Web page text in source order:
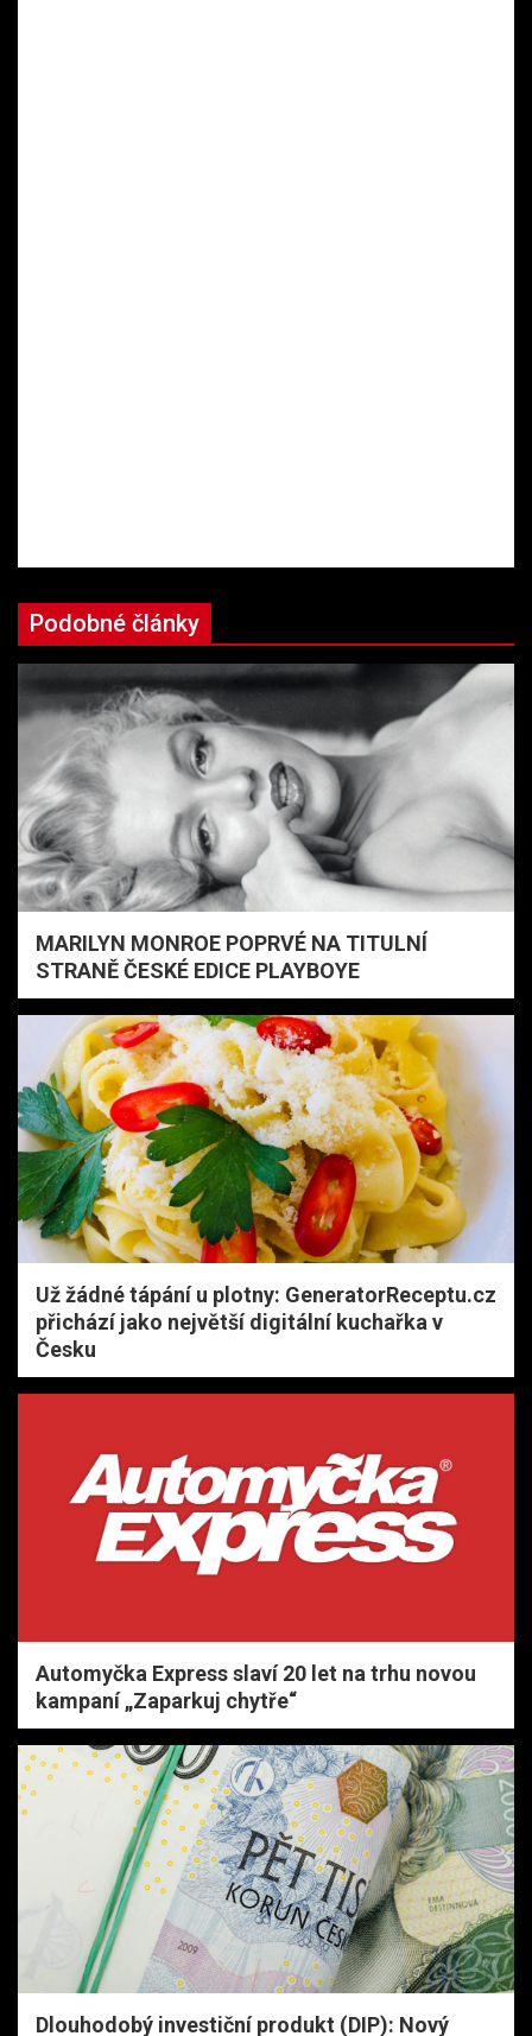
Podobné články
MARILYN MONROE POPRVÉ NA TITULNÍ
STRANĚ ČESKÉ EDICE PLAYBOYE
Už žádné tápání u plotny: GeneratorReceptu.cz
přichází jako největší digitální kuchařka v
Česku
Automyčka Express slaví 20 let na trhu novou
kampaní „Zaparkuj chytře“
Dlouhodobý investiční produkt (DIP): Nový